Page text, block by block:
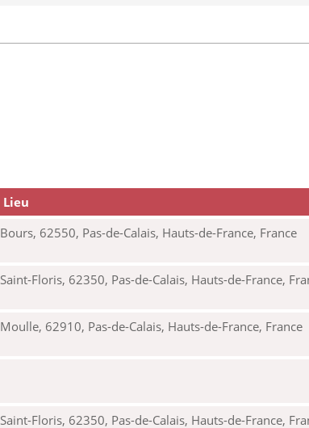
Lieu
Bours, 62550, Pas-de-Calais, Hauts-de-France, France
Saint-Floris, 62350, Pas-de-Calais, Hauts-de-France,
Moulle, 62910, Pas-de-Calais, Hauts-de-France, France
Saint-Floris, 62350, Pas-de-Calais, Hauts-de-France,